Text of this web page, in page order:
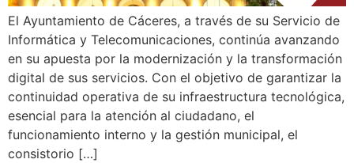
El Ayuntamiento de Cáceres, a través de su Servicio de
Informática y Telecomunicaciones, continúa avanzando
en su apuesta por la modernización y la transformación
digital de sus servicios. Con el objetivo de garantizar la
continuidad operativa de su infraestructura tecnológica,
esencial para la atención al ciudadano, el
funcionamiento interno y la gestión municipal, el
consistorio […]